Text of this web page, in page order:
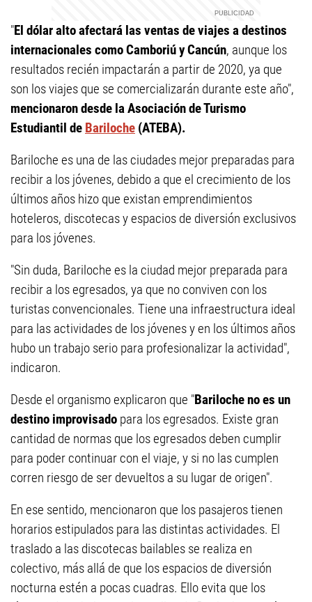
"El dólar alto afectará las ventas de viajes a destinos
internacionales como Camboriú y Cancún, aunque los
resultados recién impactarán a partir de 2020, ya que
son los viajes que se comercializarán durante este año",
mencionaron desde la Asociación de Turismo
Estudiantil de Bariloche (ATEBA).
Bariloche es una de las ciudades mejor preparadas para
recibir a los jóvenes, debido a que el crecimiento de los
últimos años hizo que existan emprendimientos
hoteleros, discotecas y espacios de diversión exclusivos
para los jóvenes.
"Sin duda, Bariloche es la ciudad mejor preparada para
recibir a los egresados, ya que no conviven con los
turistas convencionales. Tiene una infraestructura ideal
para las actividades de los jóvenes y en los últimos años
hubo un trabajo serio para profesionalizar la actividad",
indicaron.
Desde el organismo explicaron que "Bariloche no es un
destino improvisado para los egresados. Existe gran
cantidad de normas que los egresados deben cumplir
para poder continuar con el viaje, y si no las cumplen
corren riesgo de ser devueltos a su lugar de origen".
En ese sentido, mencionaron que los pasajeros tienen
horarios estipulados para las distintas actividades. El
traslado a las discotecas bailables se realiza en
colectivo, más allá de que los espacios de diversión
nocturna estén a pocas cuadras. Ello evita que los